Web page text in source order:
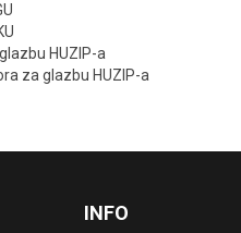
HUZIP-a
za glazbu HUZIP-a
INFO